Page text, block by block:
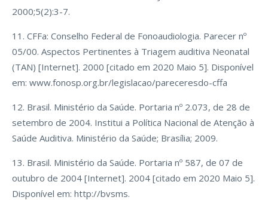
2000;5(2):3-7.
11. CFFa: Conselho Federal de Fonoaudiologia. Parecer nº
05/00. Aspectos Pertinentes à Triagem auditiva Neonatal
(TAN) [Internet]. 2000 [citado em 2020 Maio 5]. Disponível
em: www.fonosp.org.br/legislacao/pareceresdo-cffa
12. Brasil. Ministério da Saúde. Portaria nº 2.073, de 28 de
setembro de 2004. Institui a Política Nacional de Atenção à
Saúde Auditiva. Ministério da Saúde; Brasília; 2009.
13. Brasil. Ministério da Saúde. Portaria nº 587, de 07 de
outubro de 2004 [Internet]. 2004 [citado em 2020 Maio 5].
Disponível em: http://bvsms.